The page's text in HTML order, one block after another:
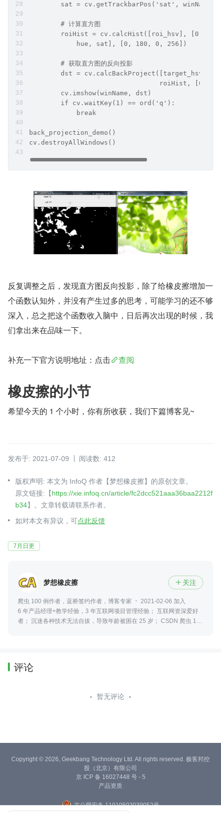
        sat = cv.getTrackbarPos('sat', winName)
        # 计算直方图
roiHist = cv.calcHist([roi_hsv], [0, 1],
            hue, sat], [0, 180, 0, 256])
        # 获取直方图的反向投影
dst = cv.calcBackProject([target_hsv],
roiHist, [0,
        cv.imshow(winName, dst)
        if cv.waitKey(1) == ord('q'):
            break
back_projection_demo()
cv.destroyAllWindows()
反复调整之后，发现直方图反向投影，除了给橡皮擦增加一
个函数认知外，并没有产生过多的思考，可能学习的还不够
深入，总之把这个函数收入脑中，日后再次出现的时候，我
们拿出来在品味一下。
补充一下官方说明地址：点击 查阅
橡皮擦的小节
希望今天的 1 个小时，你有所收获，我们下篇博客见~
发布于: 2021-07-09 阅读数: 412
版权声明: 本文为 InfoQ 作者【梦想橡皮擦】的原创文章。
原文链接:【https://xie.infoq.cn/article/fc2dcc521aaa36baa2212f
b34】。文章转载请联系作者。
如对本文有异议，可点此反馈
7月日更
梦想橡皮擦  关注
爬虫 100 例作者，蓝桥签约作者，博客专家
2021-02-06 加入
6 年产品经理+教学经验，3 年互联网项目管理经验； 互联网资深爱好
者； 沉迷各种技术无法自拔，导致年龄被困在 25 岁； CSDN 爬虫 100
评论
暂无评论
Copyright © 2026, Geekbang Technology Ltd. All rights reserved. 极客邦控
股（北京）有限公司
京 ICP 备 16027448 号 - 5
产品资质
京公网安备 11010502039052号